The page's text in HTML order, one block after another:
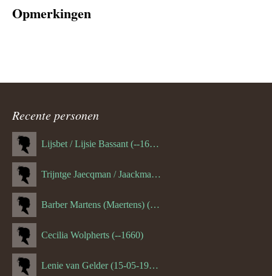
Opmerkingen
Recente personen
Lijsbet / Lijsie Bassant (--1687)
Trijntge Jaecqman / Jaackman (--1651)
Barber Martens (Maertens) (--1658)
Cecilia Wolpherts (--1660)
Lenie van Gelder (15-05-1970)